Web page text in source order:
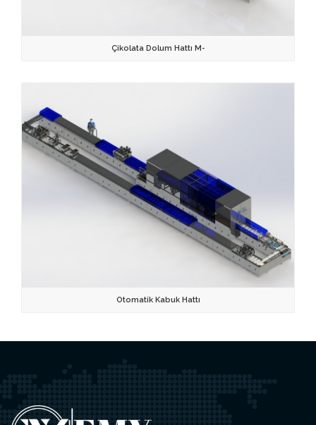
Çikolata Dolum Hattı M-
Otomatik Kabuk Hattı